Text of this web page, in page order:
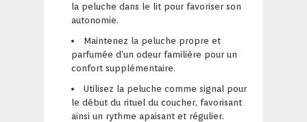
la peluche dans le lit pour favoriser son
autonomie.
Maintenez la peluche propre et
parfumée d’un odeur familière pour un
confort supplémentaire.
Utilisez la peluche comme signal pour
le début du rituel du coucher, favorisant
ainsi un rythme apaisant et régulier.